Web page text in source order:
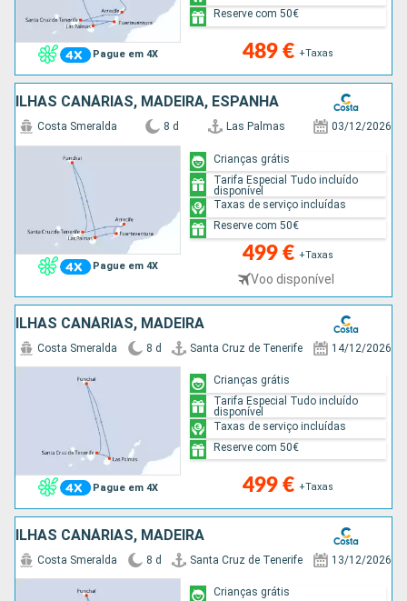
Pague em 4X 489 € +Taxas
Reserve com 50€
ILHAS CANÁRIAS, MADEIRA, ESPANHA
Pague em 4X
Costa Smeralda 8 d Las Palmas 03/12/2026
499 € +Taxas
Voo disponível
Crianças grátis
Tarifa Especial Tudo incluído
disponível
Taxas de serviço incluídas
Reserve com 50€
ILHAS CANÁRIAS, MADEIRA
Pague em 4X
Costa Smeralda 8 d Santa Cruz de Tenerife 14/12/2026
499 € +Taxas
Crianças grátis
Tarifa Especial Tudo incluído
disponível
Taxas de serviço incluídas
Reserve com 50€
ILHAS CANÁRIAS, MADEIRA
Costa Smeralda 8 d Santa Cruz de Tenerife 13/12/2026
Crianças grátis